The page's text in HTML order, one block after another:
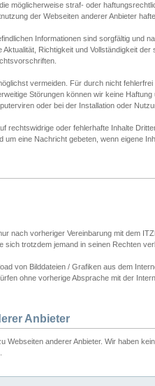
möglicherweise straf- oder
der Webseiten anderer Anbieter
Informationen sind sorgfältig und
Richtigkeit und Vollständigkeit
vermeiden. Für durch nicht
Störungen können wir keine
oder bei der Installation oder
rechtswidrige oder fehlerhafte Inhalte
eine Nachricht gebeten, wenn eigene
nach vorheriger Vereinbarung mit dem
sich trotzdem jemand in seinen Rechten
von Bilddateien / Grafiken aus dem
ohne vorherige Absprache mit der
Anbieter
Webseiten anderer Anbieter. Wir haben